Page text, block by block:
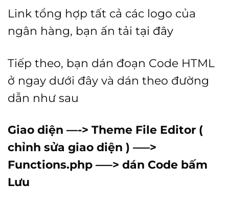
Link tổng hợp tất cả các logo của
ngân hàng, bạn ấn tải tại đây
Tiếp theo, bạn dán đoạn Code HTML
ở ngay dưới đây và dán theo đường
dẫn như sau
Giao diện —-> Theme File Editor (
chỉnh sửa giao diện ) —–>
Functions.php —–> dán Code bấm
Lưu